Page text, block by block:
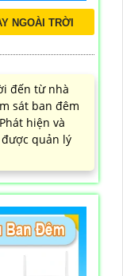
NGOÀI TRỜI
đến từ nhà
sát ban đêm
hiện và
quản lý